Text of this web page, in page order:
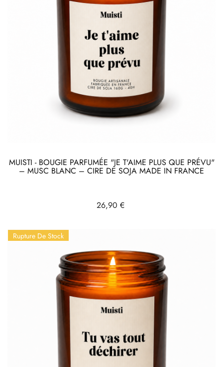
MUISTI - BOUGIE PARFUMÉE "JE T'AIME PLUS QUE PRÉVU"
– MUSC BLANC – CIRE DE SOJA MADE IN FRANCE
Prix
26,90 €
Rupture De Stock